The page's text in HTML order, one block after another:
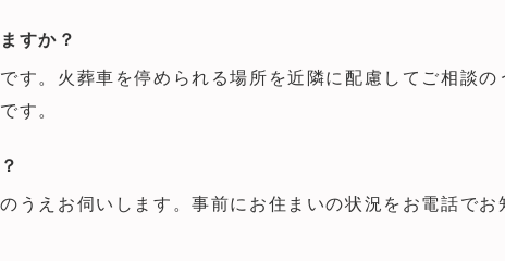
すか？
す。火葬車を停められる場所を近隣に配慮してご相談の
す。
うえお伺いします。事前にお住まいの状況をお電話でお